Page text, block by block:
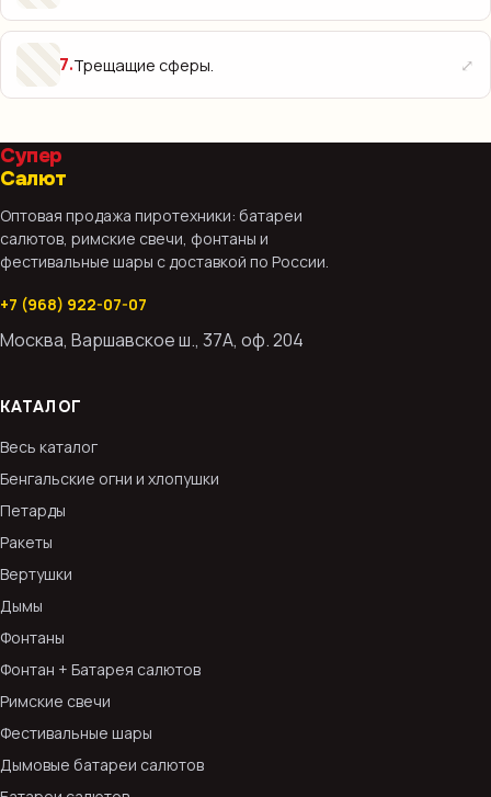
7.Трещащие сферы. ⤢
Супер
Салют
Оптовая продажа пиротехники: батареи
салютов, римские свечи, фонтаны и
фестивальные шары с доставкой по России.
+7 (968) 922-07-07
Москва, Варшавское ш., 37А, оф. 204
КАТАЛОГ
Весь каталог
Бенгальские огни и хлопушки
Петарды
Ракеты
Вертушки
Дымы
Фонтаны
Фонтан + Батарея салютов
Римские свечи
Фестивальные шары
Дымовые батареи салютов